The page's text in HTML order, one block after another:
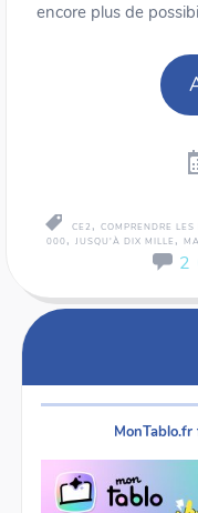
encore plus de
CE2 , COMPRENDRE LES
000, JUSQU'À DIX MILLE ,
2